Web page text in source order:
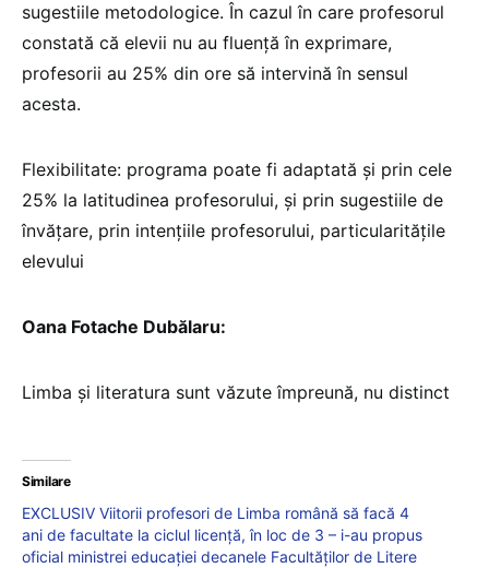
sugestiile metodologice. În cazul în care profesorul
constată că elevii nu au fluență în exprimare,
profesorii au 25% din ore să intervină în sensul
acesta.
Flexibilitate: programa poate fi adaptată și prin cele
25% la latitudinea profesorului, și prin sugestiile de
învățare, prin intențiile profesorului, particularitățile
elevului
Oana Fotache Dubălaru:
Limba și literatura sunt văzute împreună, nu distinct
Similare
EXCLUSIV Viitorii profesori de Limba română să facă 4
ani de facultate la ciclul licență, în loc de 3 – i-au propus
oficial ministrei educației decanele Facultăților de Litere